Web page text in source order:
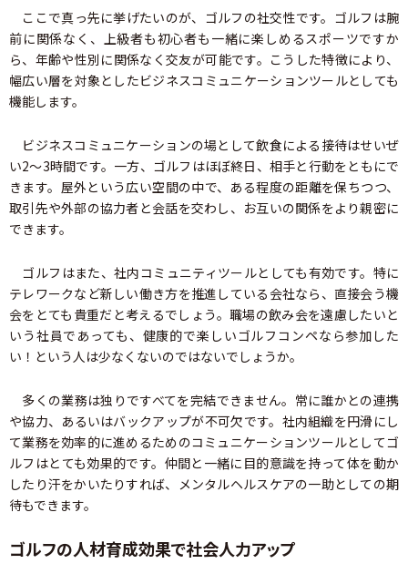
ここで真っ先に挙げたいのが、ゴルフの社交性です。ゴルフは腕
前に関係なく、上級者も初心者も一緒に楽しめるスポーツですか
ら、年齢や性別に関係なく交友が可能です。こうした特徴により、
幅広い層を対象としたビジネスコミュニケーションツールとしても
機能します。
ビジネスコミュニケーションの場として飲食による接待はせいぜ
い2～3時間です。一方、ゴルフはほぼ終日、相手と行動をともにで
きます。屋外という広い空間の中で、ある程度の距離を保ちつつ、
取引先や外部の協力者と会話を交わし、お互いの関係をより親密に
できます。
ゴルフはまた、社内コミュニティツールとしても有効です。特に
テレワークなど新しい働き方を推進している会社なら、直接会う機
会をとても貴重だと考えるでしょう。職場の飲み会を遠慮したいと
いう社員であっても、健康的で楽しいゴルフコンペなら参加した
い！という人は少なくないのではないでしょうか。
多くの業務は独りですべてを完結できません。常に誰かとの連携
や協力、あるいはバックアップが不可欠です。社内組織を円滑にし
て業務を効率的に進めるためのコミュニケーションツールとしてゴ
ルフはとても効果的です。仲間と一緒に目的意識を持って体を動か
したり汗をかいたりすれば、メンタルヘルスケアの一助としての期
待もできます。
ゴルフの人材育成効果で社会人力アップ